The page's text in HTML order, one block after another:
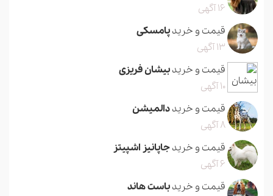
16 آگهی
قیمت و خریدپامسکی
13 آگهی
قیمت و خریدبیشان فریزی
10 آگهی
قیمت و خریددالمیشن
8 آگهی
قیمت و خریدجاپانیز اشپیتز
6 آگهی
قیمت و خریدباست هاند